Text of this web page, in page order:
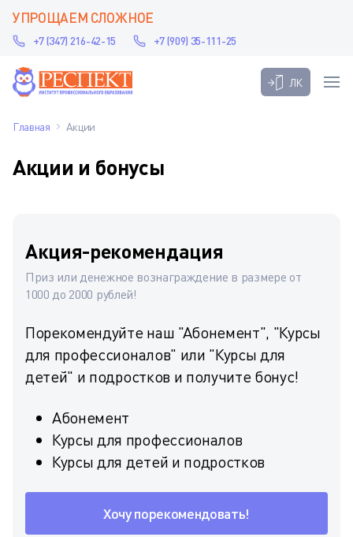
УПРОЩАЕМ СЛОЖНОЕ
+7 (347) 216-42-15 +7 (909) 35-111-25
ЛК
Главная Акции
Акции и бонусы
Акция-рекомендация
Приз или денежное вознаграждение в размере от
1000 до 2000 рублей!
Порекомендуйте наш "Абонемент", "Курсы
для профессионалов" или "Курсы для
детей" и подростков и получите бонус!
Абонемент
Курсы для профессионалов
Курсы для детей и подростков
Хочу порекомендовать!